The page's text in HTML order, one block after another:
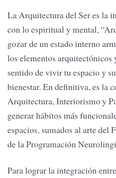
La Arquitectura del Ser es la
con lo espiritual y mental,
gozar de un estado interno
los elementos arquitectónicos
sentido de vivir tu espacio y
bienestar. En definitiva, es la
Arquitectura, Interiorismo y
generar hábitos más
espacios, sumados al arte del
de la Programación
Para lograr la integración